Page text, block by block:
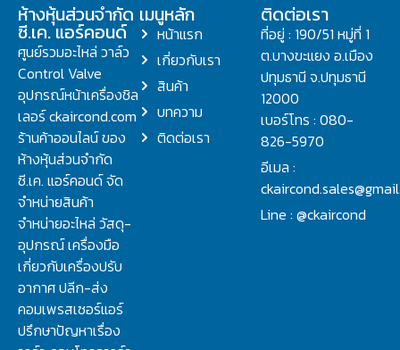
ห้างหุ้นส่วนจำกัด
ซี.เค. แอร์คอนด์
ศูนย์รวมอะไหล่ วาล์ว
Control Valve
อุปกรณ์หน้าเครื่องชิล
เลอร์ ckaircond.com
ร้านค้าออนไลน์ ของ
ห้างหุ้นส่วนจำกัด
ซี.เค. แอร์คอนด์ จัด
จำหน่ายสินค้า
จำหน่ายอะไหล่ วัสดุ-
อุปกรณ์ เครื่องมือ
เกี่ยวกับเครื่องปรับ
อากาศ ปลีก-ส่ง
คอมเพรสเซอร์แอร์
ปรึกษาปัญหาเรื่อง
เมนูหลัก
หน้าแรก
เกี่ยวกับเรา
สินค้า
บทความ
ติดต่อเรา
ติดต่อเรา
ที่อยู่ : 190/51 หมู่ที่ 1
ต.บางขะแยง อ.เมือง
ปทุมธานี จ.ปทุมธานี
12000
เบอร์โทร : 080-
826-5970
อีเมล :
Line : @ckaircond